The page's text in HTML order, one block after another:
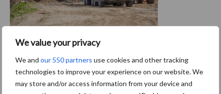
We value your privacy
We and our 550 partners use cookies and other tracking
technologies to improve your experience on our website. We
may store and/or access information from your device and
(Waregem)
De jaarwisseling is nog maar net voorbij, maar bij Devagro zijn ze al
terug druk aan het werk. Devagro uit Waregem is al meer dan 30